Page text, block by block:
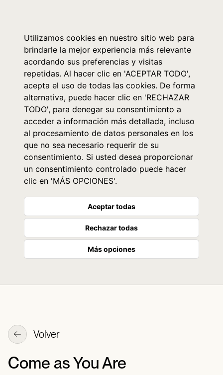
Utilizamos cookies en nuestro sitio web para
brindarle la mejor experiencia más relevante
acordando sus preferencias y visitas
repetidas. Al hacer clic en 'ACEPTAR TODO',
acepta el uso de todas las cookies. De forma
alternativa, puede hacer clic en 'RECHAZAR
TODO', para denegar su consentimiento a
acceder a información más detallada, incluso
al procesamiento de datos personales en los
que no sea necesario requerir de su
consentimiento. Si usted desea proporcionar
un consentimiento controlado puede hacer
clic en 'MÁS OPCIONES'.
Aceptar todas
Rechazar todas
Más opciones
Volver
Come as You Are